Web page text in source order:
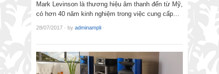
Mark Levinson là thương hiệu âm thanh đến từ Mỹ,
có hơn 40 năm kinh nghiệm trong việc cung cấp…
28/07/2017 · by adminampli ·